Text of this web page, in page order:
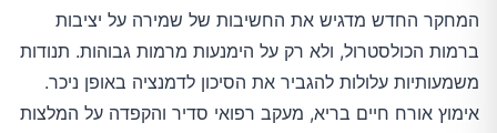
המחקר החדש מדגיש את החשיבות של שמירה על יציבות
ברמות הכולסטרול, ולא רק על הימנעות מרמות גבוהות. תנודות
משמעותיות עלולות להגביר את הסיכון לדמנציה באופן ניכר.
אימוץ אורח חיים בריא, מעקב רפואי סדיר והקפדה על המלצות